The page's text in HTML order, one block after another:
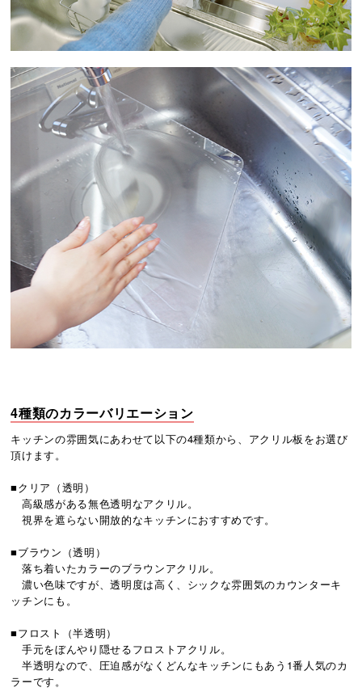
4種類のカラーバリエーション
キッチンの雰囲気にあわせて以下の4種類から、アクリル板をお選び
頂けます。
■クリア（透明）
高級感がある無色透明なアクリル。
視界を遮らない開放的なキッチンにおすすめです。
■ブラウン（透明）
落ち着いたカラーのブラウンアクリル。
濃い色味ですが、透明度は高く、シックな雰囲気のカウンターキ
ッチンにも。
■フロスト（半透明）
手元をぼんやり隠せるフロストアクリル。
半透明なので、圧迫感がなくどんなキッチンにもあう1番人気のカ
ラーです。